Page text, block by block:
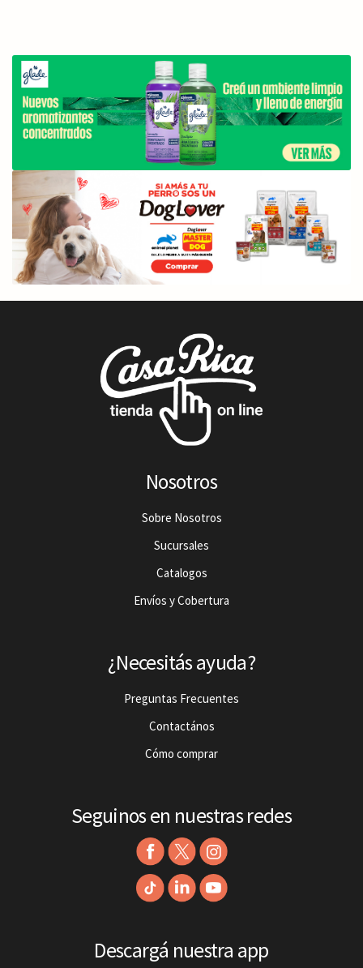
Nosotros
Sobre Nosotros
Sucursales
Catalogos
Envíos y Cobertura
¿Necesitás ayuda?
Preguntas Frecuentes
Contactános
Cómo comprar
Seguinos en nuestras redes
Descargá nuestra app